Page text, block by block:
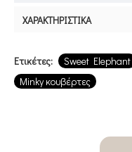
ΧΑΡΑΚΤΗΡΙΣΤΙΚΆ
Ετικέτες: Sweet Elephant
Minky κουβέρτες